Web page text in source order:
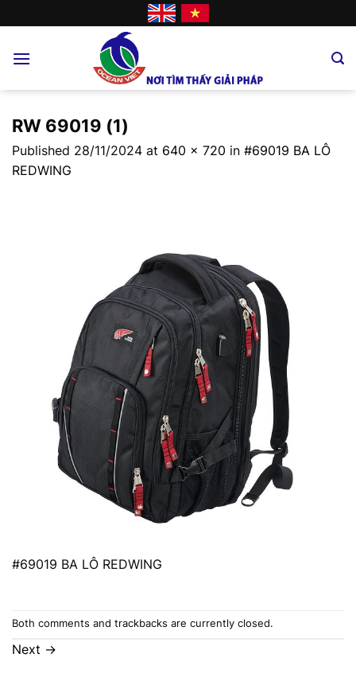
to
RW 69019 (1)
Published 28/11/2024 at 640 × 720 in #69019 BA LÔ
REDWING
#69019 BA LÔ REDWING
Both comments and trackbacks are currently closed.
Next →